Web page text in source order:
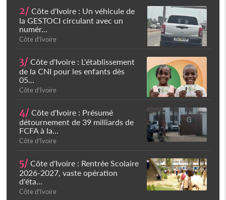
2/ Côte d'Ivoire : Un véhicule de
la GESTOCI circulant avec un
numér...
Côte d'Ivoire
3/ Côte d'Ivoire : L'établissement
de la CNI pour les enfants dès
05...
Côte d'Ivoire
4/ Côte d'Ivoire : Présumé
détournement de 39 milliards de
FCFA à la...
Côte d'Ivoire
5/ Côte d'Ivoire : Rentrée Scolaire
2026-2027, vaste opération
d'éta...
Côte d'Ivoire